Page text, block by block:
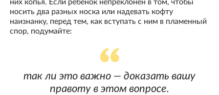
них копья. Если ребенок непреклонен в том, чтобы
носить два разных носка или надевать кофту
наизнанку, перед тем, как вступать с ним в пламенный
спор, подумайте:
так ли это важно — доказать вашу
правоту в этом вопросе.